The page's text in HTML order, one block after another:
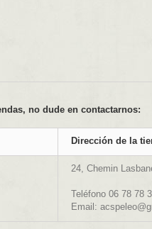
no dude en contactarnos:
Dirección de la
24, Chemin
Teléfono 06 78 78
Email: